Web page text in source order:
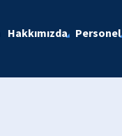
Hakkımızda Personel